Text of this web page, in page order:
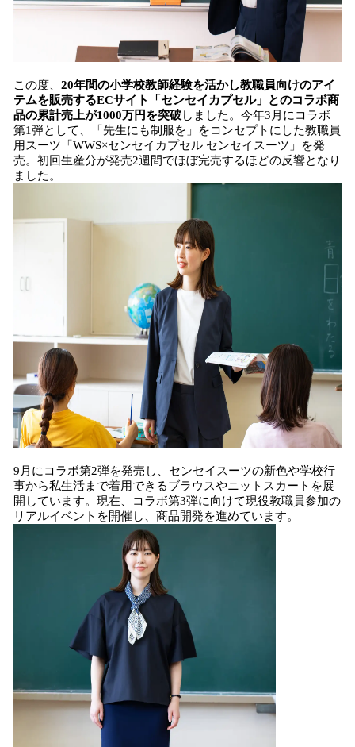
この度、 20年間の小学校教師経験を活かし教職員向けのアイ
テムを販売するECサイト「センセイカプセル」とのコラボ商
品の累計売上が1000万円を突破しました。今年3月にコラボ
第1弾として、「先生にも制服を」をコンセプトにした教職員
用スーツ「WWS×センセイカプセル センセイスーツ」を発
売。初回生産分が発売2週間でほぼ完売するほどの反響となり
ました。
9月にコラボ第2弾を発売し、センセイスーツの新色や学校行
事から私生活まで着用できるブラウスやニットスカートを展
開しています。現在、コラボ第3弾に向けて現役教職員参加の
リアルイベントを開催し、商品開発を進めています。